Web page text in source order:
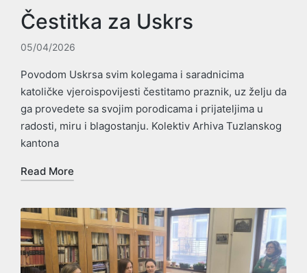
Čestitka za Uskrs
05/04/2026
Povodom Uskrsa svim kolegama i saradnicima
katoličke vjeroispovijesti čestitamo praznik, uz želju da
ga provedete sa svojim porodicama i prijateljima u
radosti, miru i blagostanju. Kolektiv Arhiva Tuzlanskog
kantona
Read More